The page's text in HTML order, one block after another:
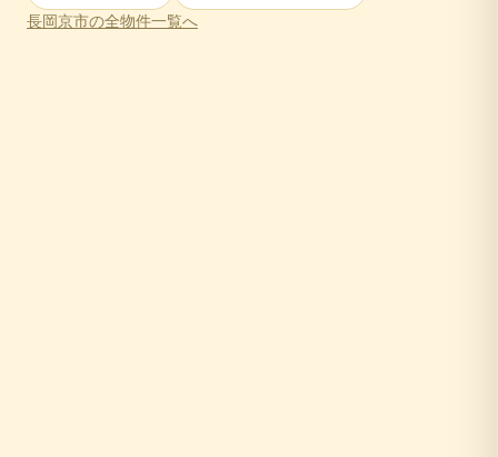
長岡京市の全物件一覧へ